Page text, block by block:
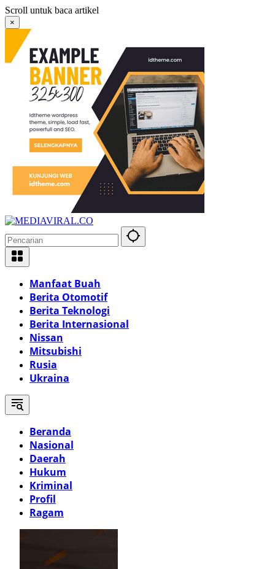
Langsung
ke
konten
Scroll untuk baca artikel
×
Manfaat Buah
Berita Otomotif
Berita Teknologi
Berita Internasional
Nissan
Mitsubishi
Rusia
Ukraina
Beranda
Nasional
Daerah
Hukum
Kriminal
Profil
Ragam